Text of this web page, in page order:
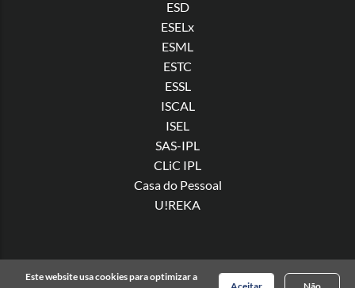
ESD
ESELx
ESML
ESTC
ESSL
ISCAL
ISEL
SAS-IPL
CLiC IPL
Casa do Pessoal
U!REKA
© Copyright Politécnico de Lisboa2026. Todos os direitos
reservados |Política de Privacidade
Este website usa cookies para optimizar a
Aceitar Não